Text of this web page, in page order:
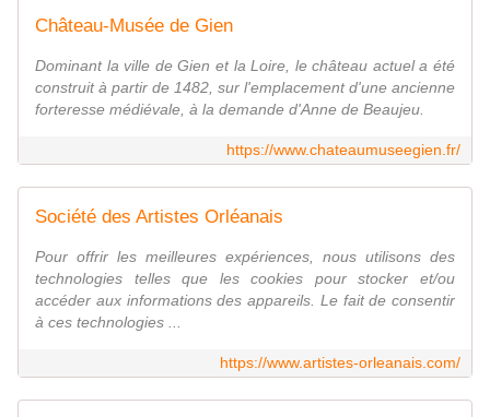
Château-Musée de Gien
Dominant la ville de Gien et la Loire, le château actuel a été
construit à partir de 1482, sur l'emplacement d'une ancienne
forteresse médiévale, à la demande d'Anne de Beaujeu.
https://www.chateaumuseegien.fr/
Société des Artistes Orléanais
Pour offrir les meilleures expériences, nous utilisons des
technologies telles que les cookies pour stocker et/ou
accéder aux informations des appareils. Le fait de consentir
à ces technologies ...
https://www.artistes-orleanais.com/